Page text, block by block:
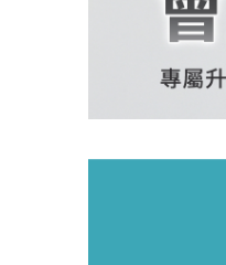
Q5：A醇/A
主，搭配修護
Q6：敏弱肌
建議敏弱肌先
建議一週僅使
Q7：用了水